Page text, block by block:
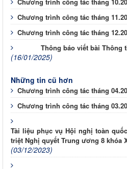
Chương trình công tác tháng
Chương trình công tác tháng
Thông báo viết bài Thông
(16/01/2025)
Những tin cũ hơn
Chương trình công tác tháng
Chương trình công tác tháng
Tài liệu phục vụ Hội nghị toàn
triệt Nghị quyết Trung ương 8 khóa
(03/12/2023)